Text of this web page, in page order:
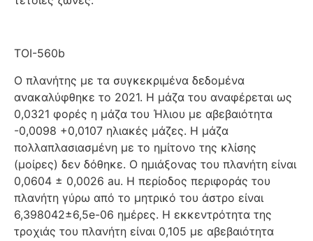
TOI-560b
Ο πλανήτης με τα συγκεκριμένα δεδομένα
ανακαλύφθηκε το 2021. Η μάζα του αναφέρεται ως
0,0321 φορές η μάζα του Ήλιου με αβεβαιότητα
-0,0098 +0,0107 ηλιακές μάζες. Η μάζα
πολλαπλασιασμένη με το ημίτονο της κλίσης
(μοίρες) δεν δόθηκε. Ο ημιάξονας του πλανήτη είναι
0,0604 ± 0,0026 au. Η περίοδος περιφοράς του
πλανήτη γύρω από το μητρικό του άστρο είναι
6,398042±6,5e-06 ημέρες. Η εκκεντρότητα της
τροχιάς του πλανήτη είναι 0,105 με αβεβαιότητα